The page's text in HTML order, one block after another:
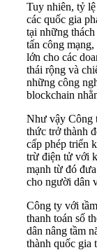
Tuy nhiên, tỷ
các quốc gia
tại những
tấn công
lớn cho các
thái rộng và
những công
blockchain
Như vậy Công
thức trở thành
cấp phép triển
trừ điện tử với
mạnh từ đó
cho người dân
Công ty với
thanh toán số
dân nâng tầm
thành quốc gia